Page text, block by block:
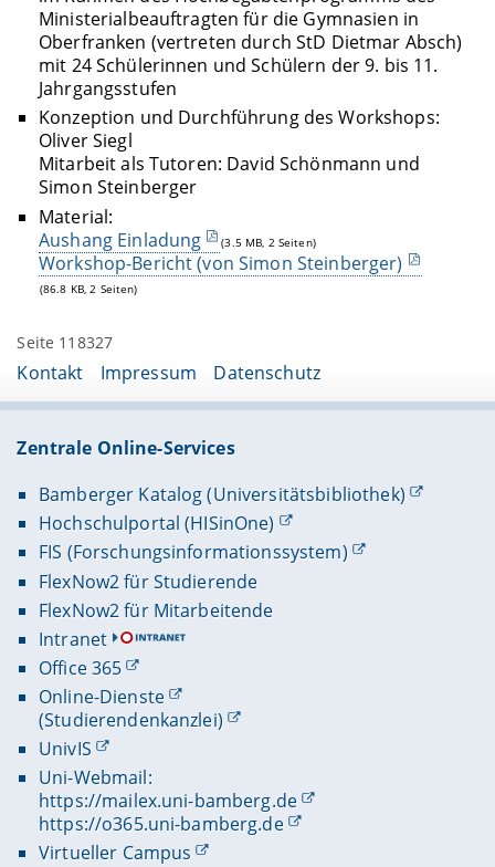
Ministerialbeauftragten für die Gymnasien in
Oberfranken (vertreten durch StD Dietmar Absch)
mit 24 Schülerinnen und Schülern der 9. bis 11.
Jahrgangsstufen
Konzeption und Durchführung des Workshops:
Oliver Siegl
Mitarbeit als Tutoren: David Schönmann und
Simon Steinberger
Material:
Aushang Einladung
(3.5 MB, 2 Seiten)
Workshop-Bericht (von Simon Steinberger)
(86.8 KB, 2 Seiten)
Seite 118327
Kontakt Impressum Datenschutz
Zentrale Online-Services
Bamberger Katalog (Universitätsbibliothek)
Hochschulportal (HISinOne)
FIS (Forschungsinformationssystem)
FlexNow2 für Studierende
FlexNow2 für Mitarbeitende
Intranet
Office 365
Online-Dienste
(Studierendenkanzlei)
UnivIS
Uni-Webmail:
https://mailex.uni-bamberg.de
https://o365.uni-bamberg.de
Virtueller Campus